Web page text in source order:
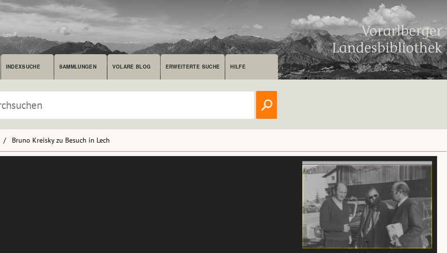
INDEXSUCHE SAMMLUNGEN VOLARE BLOG ERWEITERTE SUCHE HILFE
Bruno Kreisky zu Besuch in Lech